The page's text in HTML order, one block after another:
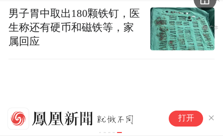
打开
男子胃中取出180颗铁钉，医
生称还有硬币和磁铁等，家
属回应